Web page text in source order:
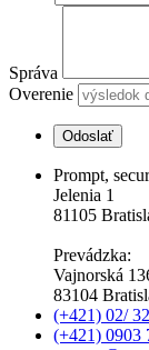
Správa
Overenie
Prompt,
Jelenia 1
81105
Prevádzka:
Vajnorská
83104
(+421) 02/
(+421) 0903